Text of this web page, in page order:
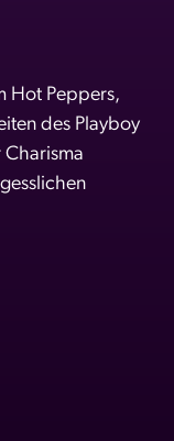
Hot Peppers,
des Playboy